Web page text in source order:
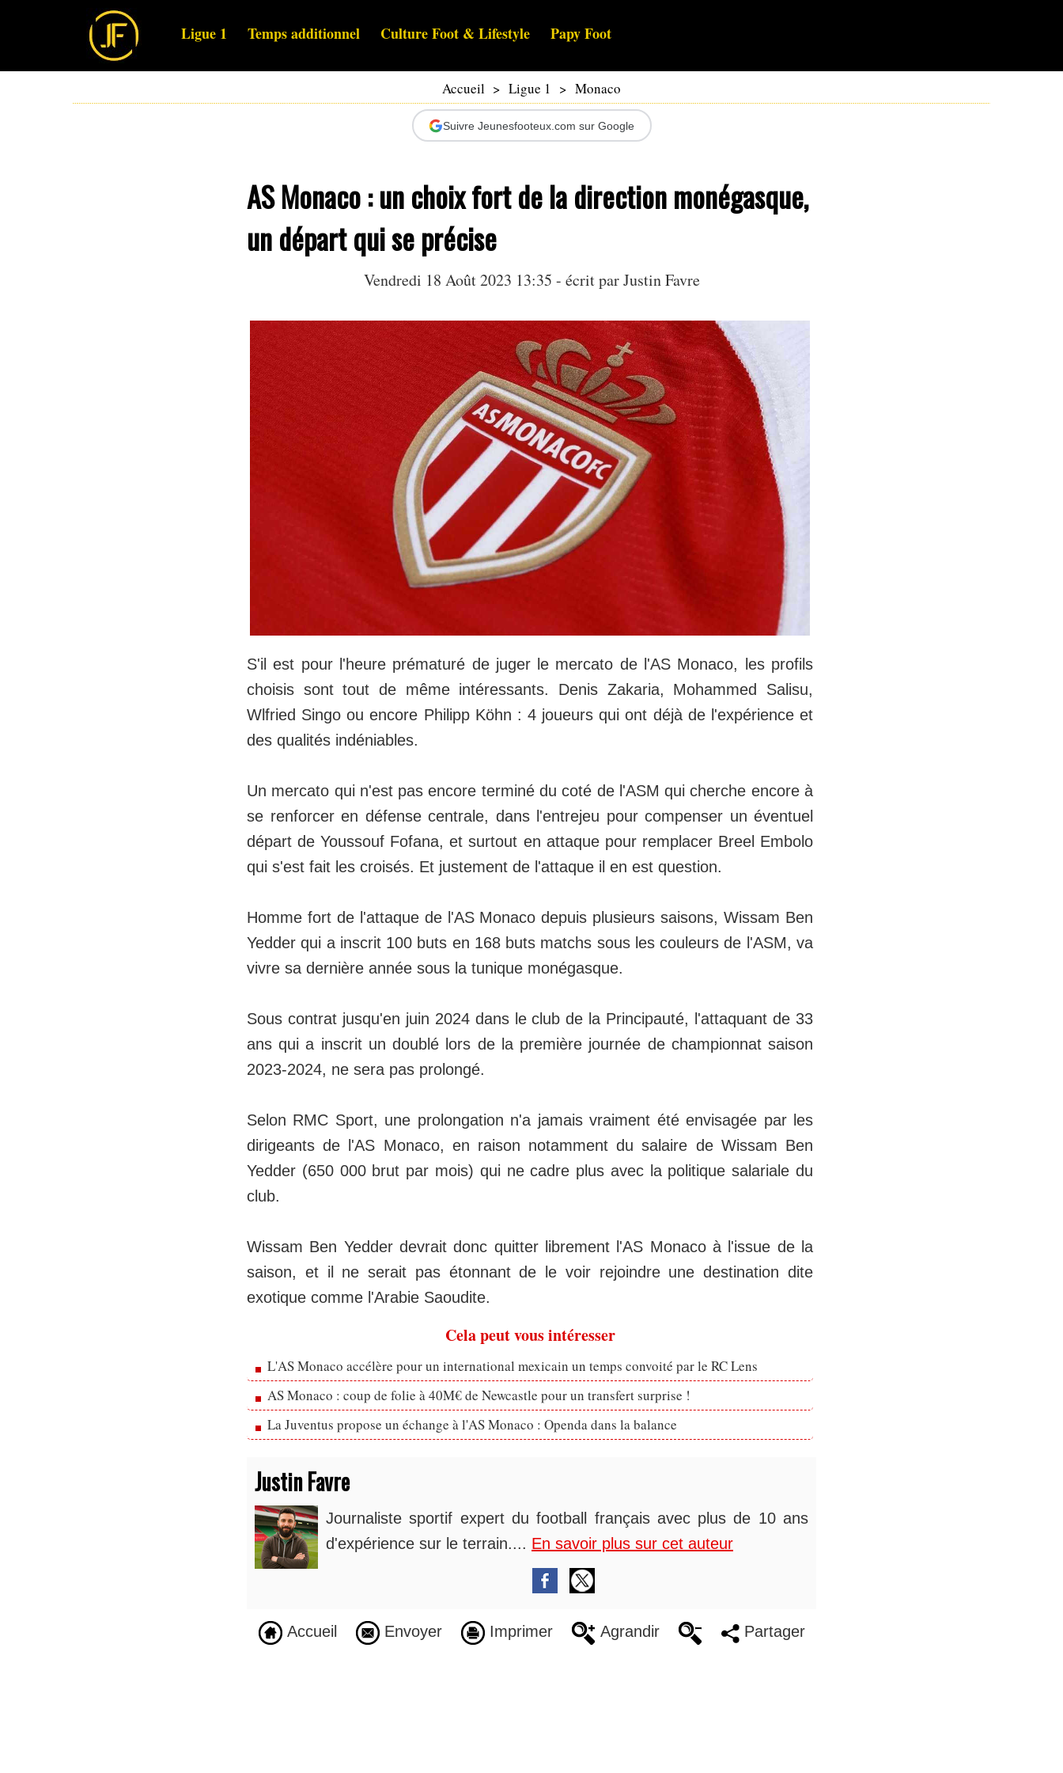
Ligue 1 Temps additionnel Culture Foot & Lifestyle Papy Foot
Accueil > Ligue 1 > Monaco
Suivre Jeunesfooteux.com sur Google
AS Monaco : un choix fort de la direction monégasque,
un départ qui se précise
Vendredi 18 Août 2023 13:35 - écrit parJustin Favre
S'il est pour l'heure prématuré de juger le mercato de l'AS Monaco, les profils
choisis sont tout de même intéressants. Denis Zakaria, Mohammed Salisu,
Wlfried Singo ou encore Philipp Köhn : 4 joueurs qui ont déjà de l'expérience et
des qualités indéniables.
Un mercato qui n'est pas encore terminé du coté de l'ASM qui cherche encore à
se renforcer en défense centrale, dans l'entrejeu pour compenser un éventuel
départ de Youssouf Fofana, et surtout en attaque pour remplacer Breel Embolo
qui s'est fait les croisés. Et justement de l'attaque il en est question.
Homme fort de l'attaque de l'AS Monaco depuis plusieurs saisons, Wissam Ben
Yedder qui a inscrit 100 buts en 168 buts matchs sous les couleurs de l'ASM, va
vivre sa dernière année sous la tunique monégasque.
Sous contrat jusqu'en juin 2024 dans le club de la Principauté, l'attaquant de 33
ans qui a inscrit un doublé lors de la première journée de championnat saison
2023-2024, ne sera pas prolongé.
Selon RMC Sport, une prolongation n'a jamais vraiment été envisagée par les
dirigeants de l'AS Monaco, en raison notamment du salaire de Wissam Ben
Yedder (650 000 brut par mois) qui ne cadre plus avec la politique salariale du
club.
Wissam Ben Yedder devrait donc quitter librement l'AS Monaco à l'issue de la
saison, et il ne serait pas étonnant de le voir rejoindre une destination dite
exotique comme l'Arabie Saoudite.
Cela peut vous intéresser
L'AS Monaco accélère pour un international mexicain un temps convoité par le RC Lens
AS Monaco : coup de folie à 40M€ de Newcastle pour un transfert surprise !
La Juventus propose un échange à l'AS Monaco : Openda dans la balance
Justin Favre
Journaliste sportif expert du football français avec plus de 10 ans
d'expérience sur le terrain.... En savoir plus sur cet auteur
Accueil Envoyer Imprimer Agrandir Partager